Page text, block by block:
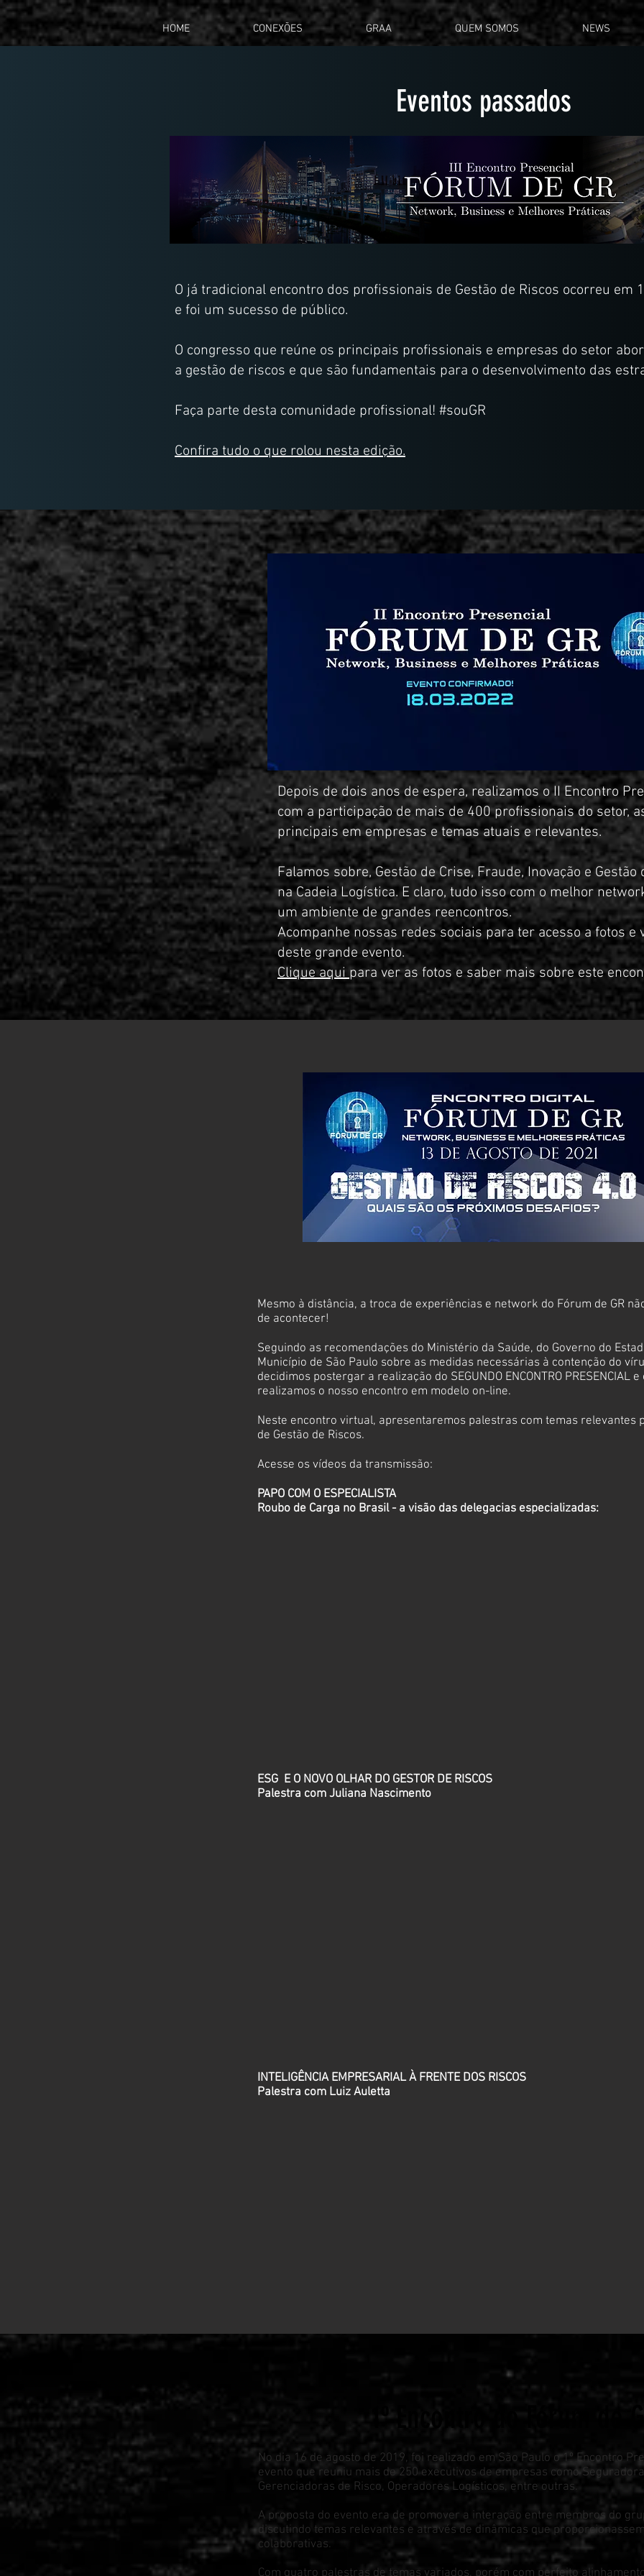
HOME CONEXÕES GRAA QUEM SOMOS NEWS
Eventos passados
O já tradicional encontro dos profissionais de Gestão de Riscos ocorreu em
e foi um sucesso de público.
O congresso que reúne os principais profissionais e empresas do setor
a gestão de riscos e que são fundamentais para o desenvolvimento das
Faça parte desta comunidade profissional! #souGR
Confira tudo o que rolou nesta edição.
Depois de dois anos de espera, realizamos o II Encontro
com a participação de mais de 400 profissionais do setor,
principais em empresas e temas atuais e relevantes.
Falamos sobre, Gestão de Crise, Fraude, Inovação e Gestão
na Cadeia Logística. E claro, tudo isso com o melhor
um ambiente de grandes reencontros.
Acompanhe nossas redes sociais para ter acesso a fotos e
deste grande evento.
Clique aquipara ver as fotos e saber mais sobre este
Mesmo à distância, a troca de experiências e network do Fórum de GR
de acontecer!
Seguindo as recomendações do Ministério da Saúde, do Governo do
Município de São Paulo sobre as medidas necessárias à contenção do
decidimos postergar a realização do SEGUNDO ENCONTRO PRESENCIAL
realizamos o nosso encontro em modelo on-line.
Neste encontro virtual, apresentaremos palestras com temas relevantes
de Gestão de Riscos.
Acesse os vídeos da transmissão:
PAPO COM O ESPECIALISTA
Roubo de Carga no Brasil - a visão das delegacias especializadas:
ESG E O NOVO OLHAR DO GESTOR DE RISCOS
Palestra com Juliana Nascimento
INTELIGÊNCIA EMPRESARIAL À FRENTE DOS RISCOS
Palestra com Luiz Auletta
1º Encontro do Fórum de
No dia 16 de agosto de 2019, foi realizado em São Paulo o 1º Encontro
evento que reuniu mais de 250 executivos de empresas como
Gerenciadoras de Risco, Operadores Logísticos, entre outras.
A proposta do evento era de promover a interação entre membros do
discutindo temas relevantes e através de dinâmicas que
colaborativas.
Com quatro palestras de temas variados, porém com perfeito